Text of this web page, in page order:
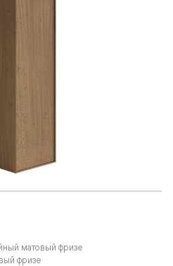
матовый фризе
фризе